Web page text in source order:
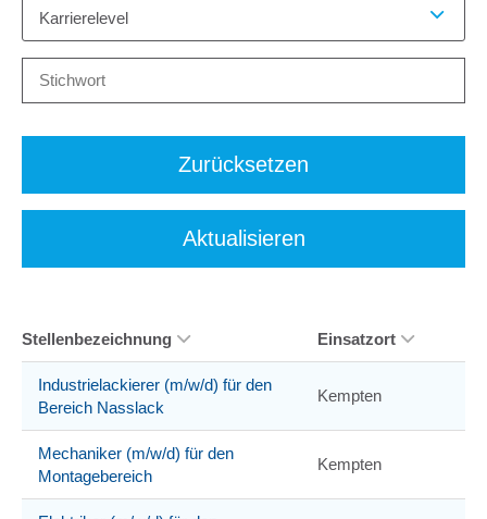
Karrierelevel
Zurücksetzen
Aktualisieren
Stellenbezeichnung Einsatzort
Industrielackierer (m/w/d) für den
Bereich Nasslack
Kempten
Mechaniker (m/w/d) für den
Montagebereich
Kempten